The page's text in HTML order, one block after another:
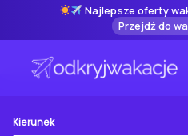
Najlepsze oferty
Przejdź do
Kierunek